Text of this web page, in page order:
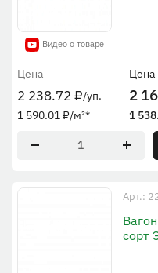
Видео о товаре
Цена
2 238.72 ₽/уп.
1 590.01₽/м²*
Цена
2
1
Арт.:
сорт